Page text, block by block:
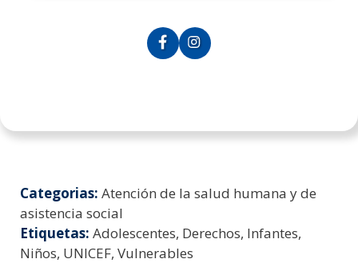
Categorias: Atención de la salud humana y de
asistencia social
Etiquetas: Adolescentes, Derechos, Infantes,
Niños, UNICEF, Vulnerables